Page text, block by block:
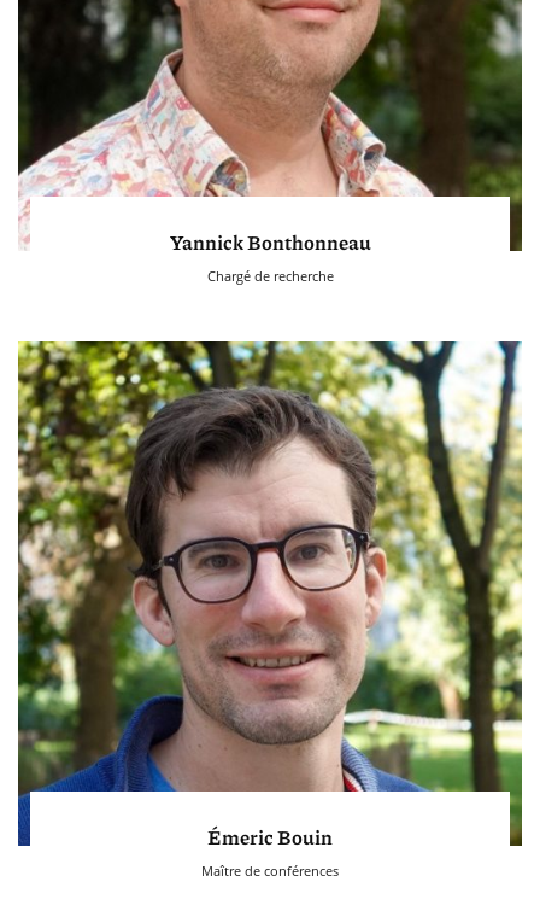
Yannick Bonthonneau
Chargé de recherche
Émeric Bouin
Maître de conférences